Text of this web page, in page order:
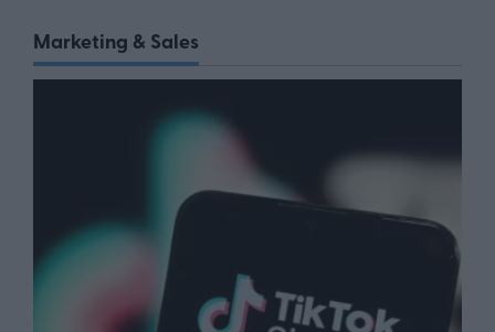
Marketing & Sales